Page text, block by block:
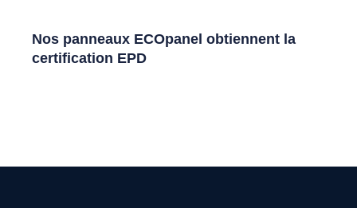
Nos panneaux ECOpanel obtiennent la
certification EPD